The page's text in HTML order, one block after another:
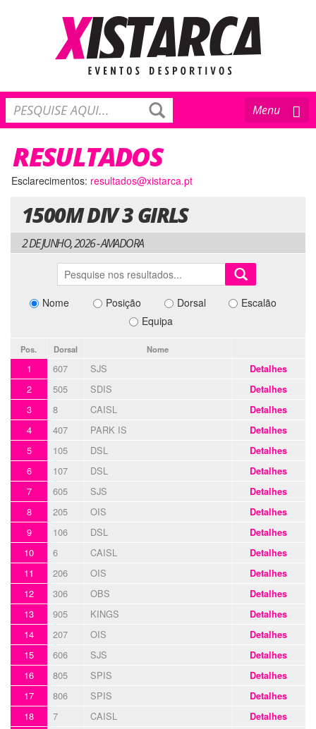
Toggle
navigation
Menu
RESULTADOS
Esclarecimentos: resultados@xistarca.pt
1500M DIV 3 GIRLS
2 DE JUNHO, 2026 - AMADORA
Nome Posição Dorsal
Escalão
Equipa
Pos. Dorsal Nome
1 607 SJS Detalhes
2 505 SDIS Detalhes
3 8 CAISL Detalhes
4 407 PARK IS Detalhes
5 105 DSL Detalhes
6 107 DSL Detalhes
7 605 SJS Detalhes
8 205 OIS Detalhes
9 106 DSL Detalhes
10 6 CAISL Detalhes
11 206 OIS Detalhes
12 306 OBS Detalhes
13 905 KINGS Detalhes
14 207 OIS Detalhes
15 606 SJS Detalhes
16 805 SPIS Detalhes
17 806 SPIS Detalhes
18 7 CAISL Detalhes